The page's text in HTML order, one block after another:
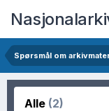
Spørsmål om
Alle (2)